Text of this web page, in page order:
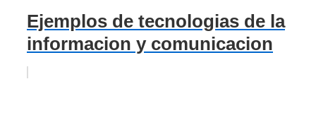
Ejemplos de tecnologias de la
informacion y comunicacion